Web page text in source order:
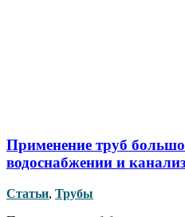
Применение труб
водоснабжении и
Статьи, Трубы